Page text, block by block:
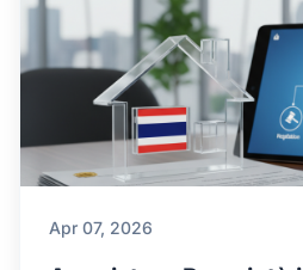
Apr 07, 2026